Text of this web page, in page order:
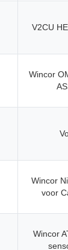
V2CU
Wincor
Wincor
voor
Wincor